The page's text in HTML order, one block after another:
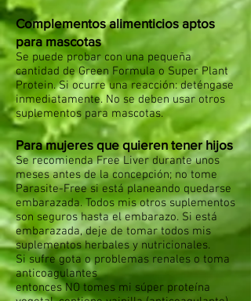
Complementos alimenticios aptos
para mascotas
Se puede probar con una pequeña
cantidad de Green Formula o Super Plant
Protein. Si ocurre una reacción: deténgase
inmediatamente. No se deben usar otros
suplementos para mascotas.
Para mujeres que quieren tener hijos
Se recomienda Free Liver durante unos
meses antes de la concepción; no tome
Parasite-Free si está planeando quedarse
embarazada. Todos mis otros suplementos
son seguros hasta el embarazo. Si está
embarazada, deje de tomar todos mis
suplementos herbales y nutricionales.
Si sufre gota o problemas renales o toma
anticoagulantes
entonces NO tomes mi súper proteína